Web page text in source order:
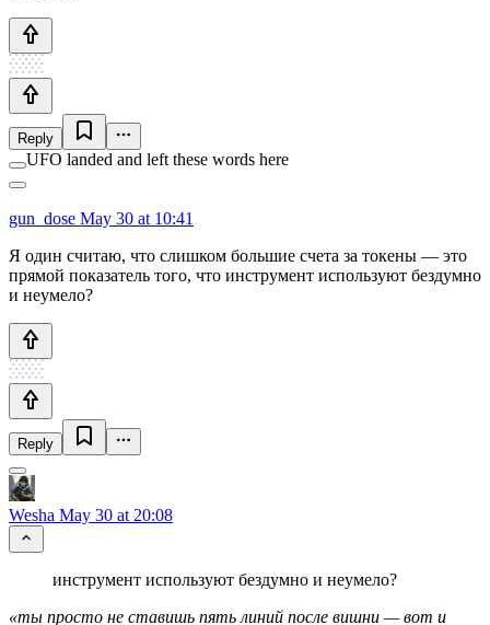
Reply
UFO landed and left these words here
gun_dose May 30 at 10:41
Я один считаю, что слишком большие счета за токены — это
прямой показатель того, что инструмент используют бездумно
и неумело?
Reply
Wesha May 30 at 20:08
инструмент используют бездумно и неумело?
«ты просто не ставишь пять линий после вишни — вот и